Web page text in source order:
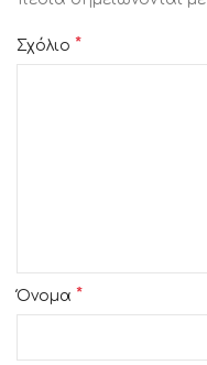
Σχόλιο *
Όνομα *